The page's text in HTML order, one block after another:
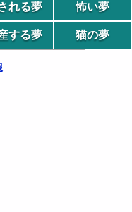
れる夢 怖い夢
する夢 猫の夢